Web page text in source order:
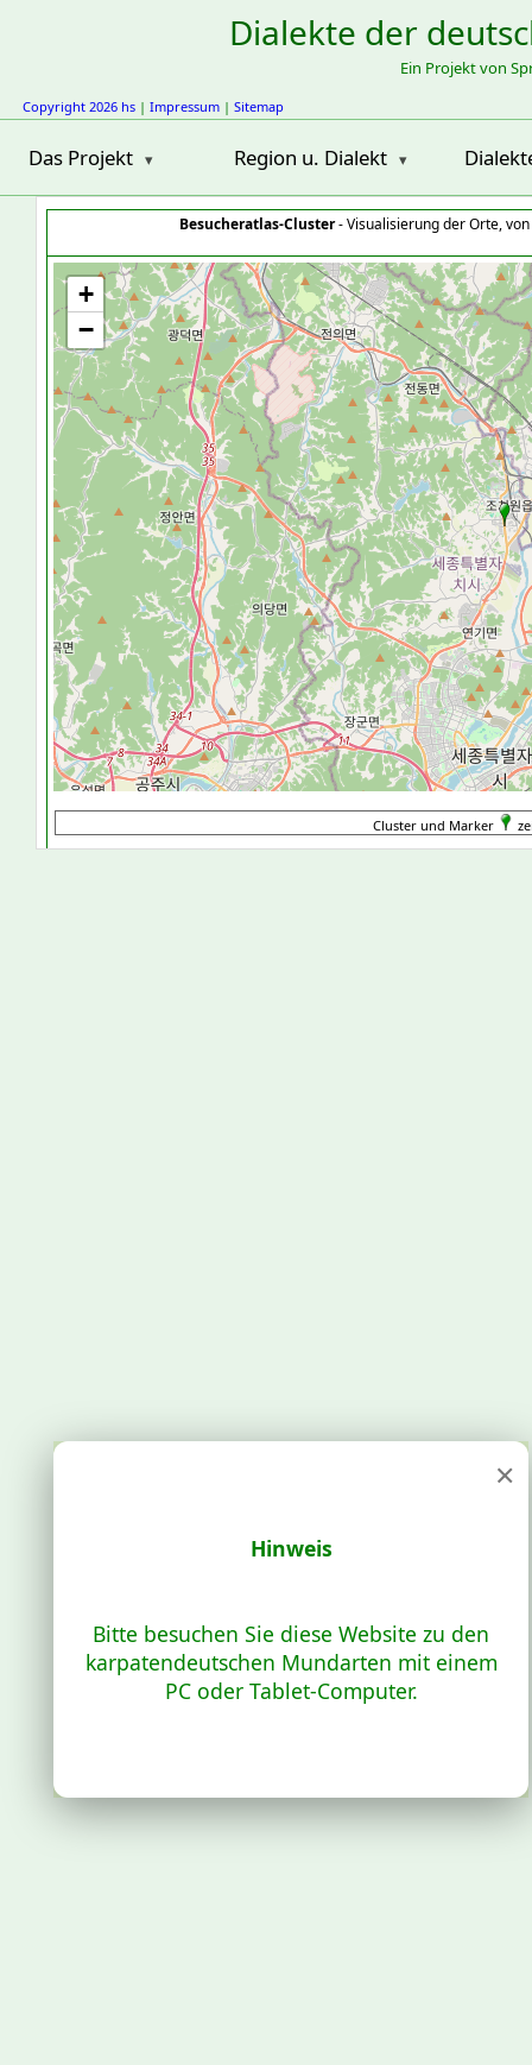
Dialekte der
Ein Projekt von
Copyright 2026 hs | Impressum | Sitemap
Das Projekt Region u. Dialekt
Besucheratlas-Cluster- Visualisierung der Orte,
+
−
Cluster und Marker
×
Hinweis
Bitte besuchen Sie diese Website zu den
karpatendeutschen Mundarten mit einem
PC oder Tablet-Computer.